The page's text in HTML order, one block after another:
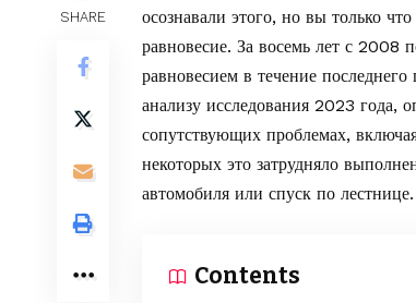
SHARE
осознавали этого, но вы только
равновесие. За восемь лет с 2008
равновесием в течение
анализу исследования 2023
сопутствующих проблемах,
некоторых это затрудняло
автомобиля или спуск по лестнице.
Contents